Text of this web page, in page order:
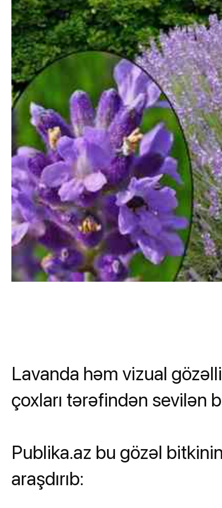
Lavanda həm vizual
çoxları tərəfindən sevilən
Publika.az bu gözəl bitkinin
araşdırıb: